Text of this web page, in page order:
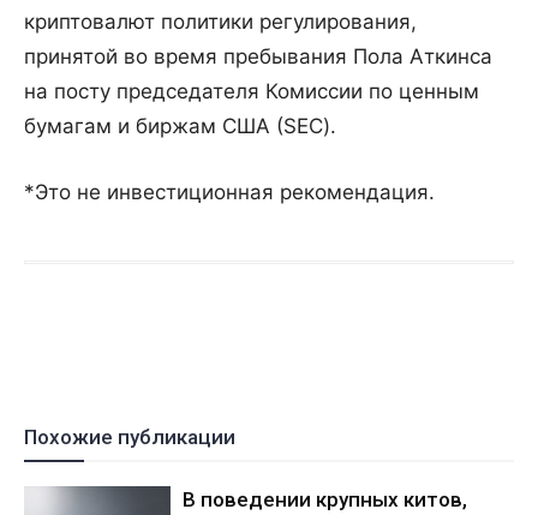
криптовалют политики регулирования,
принятой во время пребывания Пола Аткинса
на посту председателя Комиссии по ценным
бумагам и биржам США (SEC).
*Это не инвестиционная рекомендация.
Похожие публикации
В поведении крупных китов,